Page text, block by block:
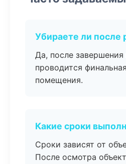
Убираете ли после
Да, после завершения
проводится
помещения.
Какие сроки
Сроки зависят от
После осмотра